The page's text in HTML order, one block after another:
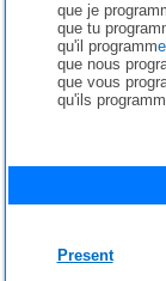
que je
que tu
qu'il programme
que nous
que vous
qu'ils programm
Present